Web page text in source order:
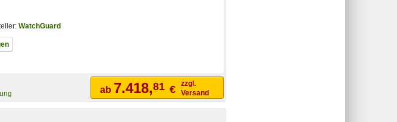
WatchGuard
ab 7.418,81 €
zzgl.
Versand